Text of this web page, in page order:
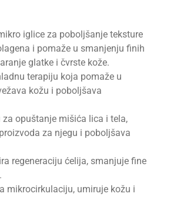
iglice za poboljšanje teksture
i pomaže u smanjenju finih
glatke i čvrste kože.
terapiju koja pomaže u
kožu i poboljšava
opuštanje mišića lica i tela,
za njegu i poboljšava
regeneraciju ćelija, smanjuje fine
mikrocirkulaciju, umiruje kožu i